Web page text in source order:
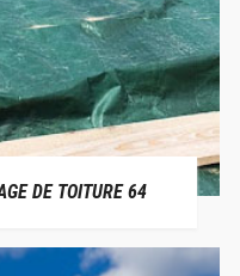
DE TOITURE 64